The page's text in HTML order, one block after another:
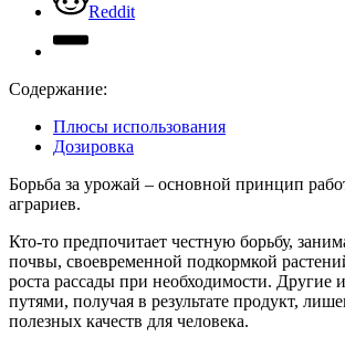
Reddit
Содержание:
Плюсы использования
Дозировка
Борьба за урожай – основной принцип
аграриев.
Кто-то предпочитает честную борьбу,
почвы, своевременной подкормкой
роста рассады при необходимости. Другие
путями, получая в результате продукт,
полезных качеств для человека.